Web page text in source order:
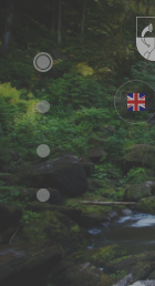
Zum Hauptinhalt